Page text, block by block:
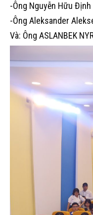
-Ông Nguyễn Hữu
-Ông Aleksander
Và: Ông ASLANBEK